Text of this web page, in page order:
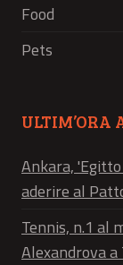
Food
Pets
ULTIM’ORA
Ankara,
aderire al
Tennis, n.1 al
Alexandrova